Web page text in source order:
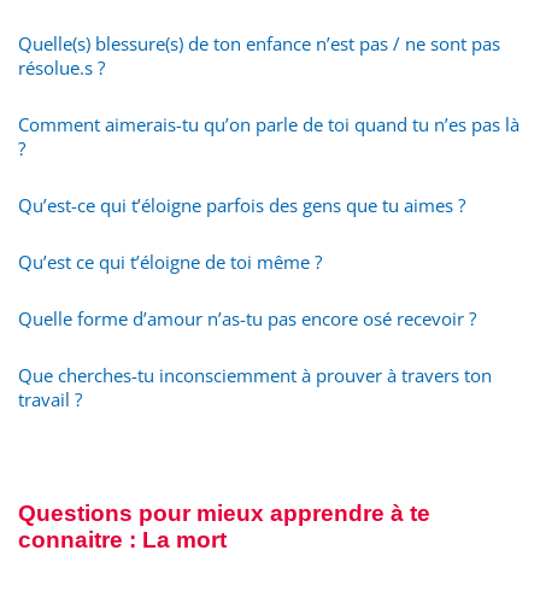
Quelle(s) blessure(s) de ton enfance n’est pas / ne sont pas
résolue.s ?
Comment aimerais-tu qu’on parle de toi quand tu n’es pas là
?
Qu’est-ce qui t’éloigne parfois des gens que tu aimes ?
Qu’est ce qui t’éloigne de toi même ?
Quelle forme d’amour n’as-tu pas encore osé recevoir ?
Que cherches-tu inconsciemment à prouver à travers ton
travail ?
Questions pour mieux apprendre à te
connaitre : La mort